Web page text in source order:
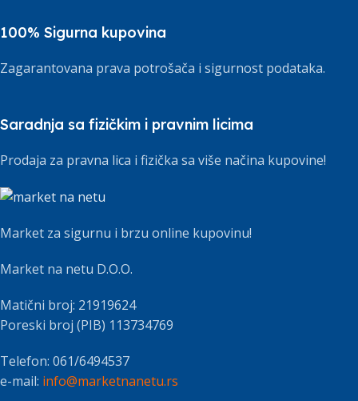
100% Sigurna kupovina
Zagarantovana prava potrošača i sigurnost podataka.
Saradnja sa fizičkim i pravnim licima
Prodaja za pravna lica i fizička sa više načina kupovine!
Market za sigurnu i brzu online kupovinu!
Market na netu D.O.O.
Matični broj: 21919624
Poreski broj (PIB) 113734769
Telefon: 061/6494537
e-mail: info@marketnanetu.rs